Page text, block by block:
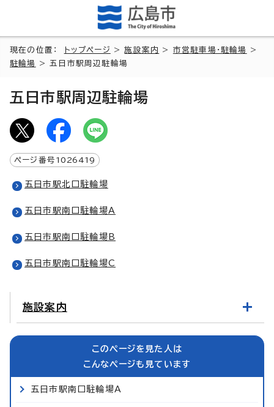
現在の位置： トップページ >施設案内 > 市営駐車場・駐輪場
>
駐輪場
> 五日市駅周辺駐輪場
五日市駅周辺駐輪場
ページ番号 1026419
五日市駅北口駐輪場
五日市駅南口駐輪場A
五日市駅南口駐輪場B
五日市駅南口駐輪場C
施設案内
このページを見た人は
こんなページも見ています
五日市駅南口駐輪場A